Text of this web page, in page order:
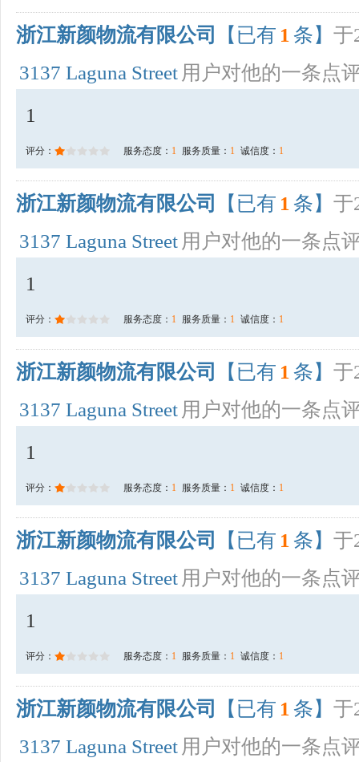
浙江新颜物流有限公司 【已有 1 条】 于
3137 Laguna Street 用户对他的一条点
1
评分： 服务态度： 1 服务质量： 1 诚信度： 1
浙江新颜物流有限公司 【已有 1 条】 于
3137 Laguna Street 用户对他的一条点
1
评分： 服务态度： 1 服务质量： 1 诚信度： 1
浙江新颜物流有限公司 【已有 1 条】 于
3137 Laguna Street 用户对他的一条点
1
评分： 服务态度： 1 服务质量： 1 诚信度： 1
浙江新颜物流有限公司 【已有 1 条】 于
3137 Laguna Street 用户对他的一条点
1
评分： 服务态度： 1 服务质量： 1 诚信度： 1
浙江新颜物流有限公司 【已有 1 条】 于
3137 Laguna Street 用户对他的一条点